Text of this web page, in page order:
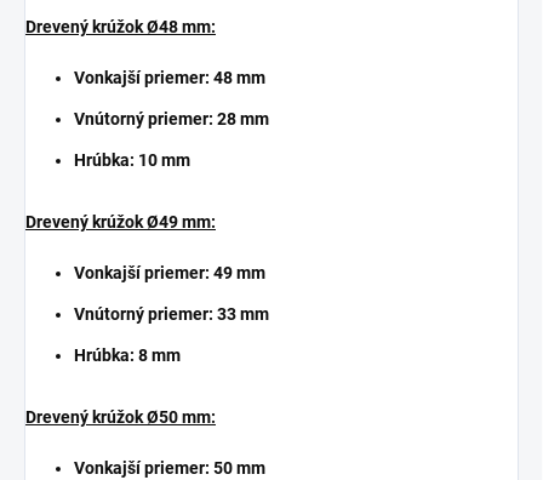
Drevený krúžok Ø48 mm:
Vonkajší priemer: 48 mm
Vnútorný priemer: 28 mm
Hrúbka: 10 mm
Drevený krúžok Ø49 mm:
Vonkajší priemer: 49 mm
Vnútorný priemer: 33 mm
Hrúbka: 8 mm
Drevený krúžok Ø50 mm:
Vonkajší priemer: 50 mm